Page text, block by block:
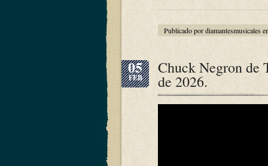
Publicado por diamantesmusicales en
05
FEB
Chuck Negron de
de 2026.